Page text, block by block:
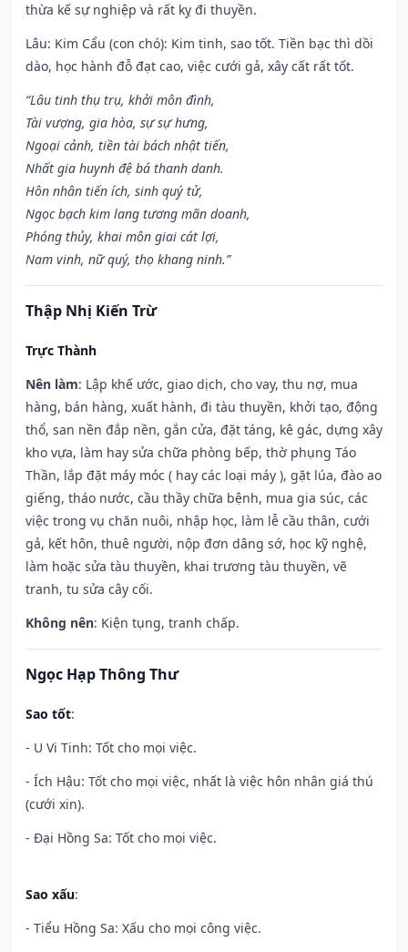
thừa kế sự nghiệp và rất kỵ đi thuyền.
Lâu: Kim Cẩu (con chó): Kim tinh, sao tốt. Tiền bạc thì dồi
dào, học hành đỗ đạt cao, việc cưới gả, xây cất rất tốt.
“Lâu tinh thụ trụ, khởi môn đình,
Tài vượng, gia hòa, sự sự hưng,
Ngoại cảnh, tiền tài bách nhật tiến,
Nhất gia huynh đệ bá thanh danh.
Hôn nhân tiến ích, sinh quý tử,
Ngọc bạch kim lang tương mãn doanh,
Phóng thủy, khai môn giai cát lợi,
Nam vinh, nữ quý, thọ khang ninh.”
Thập Nhị Kiến Trừ
Trực Thành
Nên làm: Lập khế ước, giao dịch, cho vay, thu nợ, mua
hàng, bán hàng, xuất hành, đi tàu thuyền, khởi tạo, động
thổ, san nền đắp nền, gắn cửa, đặt táng, kê gác, dựng xây
kho vựa, làm hay sửa chữa phòng bếp, thờ phụng Táo
Thần, lắp đặt máy móc ( hay các loại máy ), gặt lúa, đào ao
giếng, tháo nước, cầu thầy chữa bệnh, mua gia súc, các
việc trong vụ chăn nuôi, nhập học, làm lễ cầu thân, cưới
gả, kết hôn, thuê người, nộp đơn dâng sớ, học kỹ nghệ,
làm hoặc sửa tàu thuyền, khai trương tàu thuyền, vẽ
tranh, tu sửa cây cối.
Không nên: Kiện tụng, tranh chấp.
Ngọc Hạp Thông Thư
Sao tốt:
- U Vi Tinh: Tốt cho mọi việc.
- Ích Hậu: Tốt cho mọi việc, nhất là việc hôn nhân giá thú
(cưới xin).
- Đại Hồng Sa: Tốt cho mọi việc.
Sao xấu:
- Tiểu Hồng Sa: Xấu cho mọi công việc.